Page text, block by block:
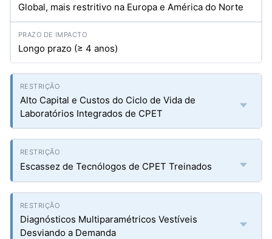
Global, mais restritivo na Europa e América do Norte
Longo prazo (≥ 4 anos)
Alto Capital e Custos do Ciclo de Vida de
Laboratórios Integrados de CPET
Escassez de Tecnólogos de CPET Treinados
Diagnósticos Multiparamétricos Vestíveis
Desviando a Demanda